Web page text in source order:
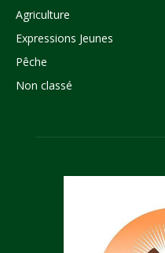
Agriculture
Expressions Jeunes
Pêche
Non classé